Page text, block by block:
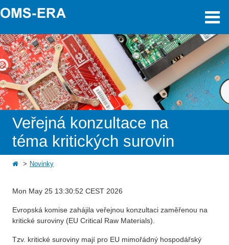
Veřejná konzultace na
téma kritických surovin
Novinky
Mon May 25 13:30:52 CEST 2026
Evropská komise zahájila veřejnou konzultaci zaměřenou na
kritické suroviny (EU Critical Raw Materials).
Tzv. kritické suroviny mají pro EU mimořádný hospodářský